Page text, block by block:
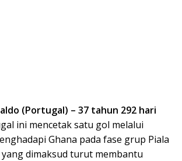
(Portugal) – 37 tahun 292 hari
ini mencetak satu gol melalui
Ghana pada fase grup Piala
yang dimaksud turut membantu